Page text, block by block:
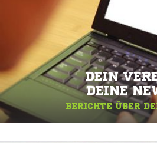
DEIN
DEINE
BERICHTE ÜBER